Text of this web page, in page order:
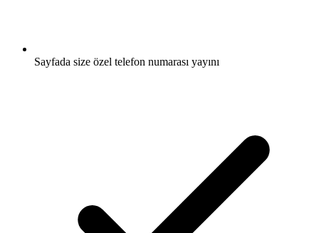
Sayfada size özel telefon numarası yayını